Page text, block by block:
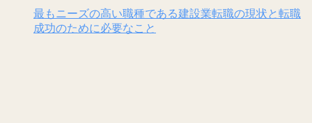
最もニーズの高い職種である建設業転職の現状と転職
成功のために必要なこと